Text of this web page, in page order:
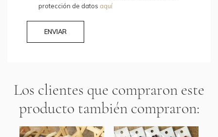
protección de datos aquí
ENVIAR
Los clientes que compraron este
producto también compraron: